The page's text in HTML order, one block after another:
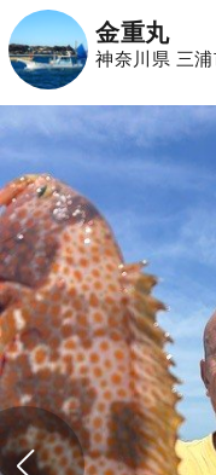
金重丸
神奈川県 三